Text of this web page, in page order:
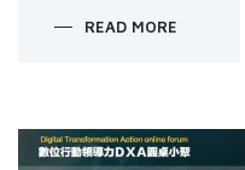
READ MORE